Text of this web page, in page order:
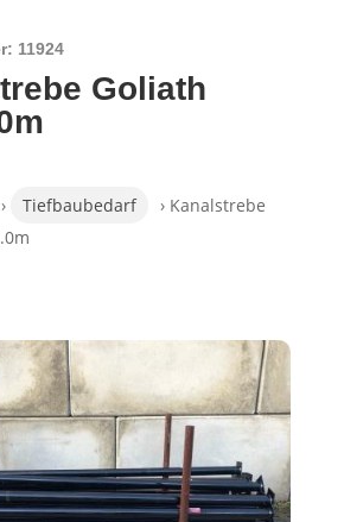
11924
Goliath
› Tiefbaubedarf
› Kanalstrebe